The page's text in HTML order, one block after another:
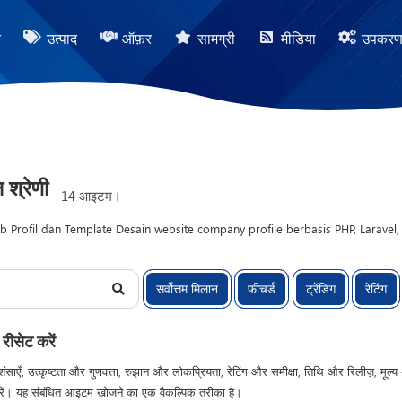
उत्पाद ऑफ़र सामग्री मीडिया उपकरण
श्रेणी 14 आइटम।
Profil dan Template Desain website company profile berbasis PHP,
Aplikasi untuk membangun website profil bisnis, personal branding,
menggunakan PHP native, CodeIgniter, atau Laravel yang
responsif di berbagai perangkat. Fitur yang tersedia meliputi halaman
meta tag untuk kebutuhan mesin pencari. Template Desain disusun
instansi yang ingin meningkatkan kredibilitas digital. MC Project
agar pengembangan Desain Web dapat dilakukan lebih cepat, efisien,
सर्वोत्तम मिलान फीचर्ड ट्रेंडिंग रेटिंग
करें
उत्कृष्टता और गुणवत्ता, रुझान और लोकप्रियता, रेटिंग और समीक्षा, तिथि और रिलीज़,
यह संबंधित आइटम खोजने का एक वैकल्पिक तरीका है।